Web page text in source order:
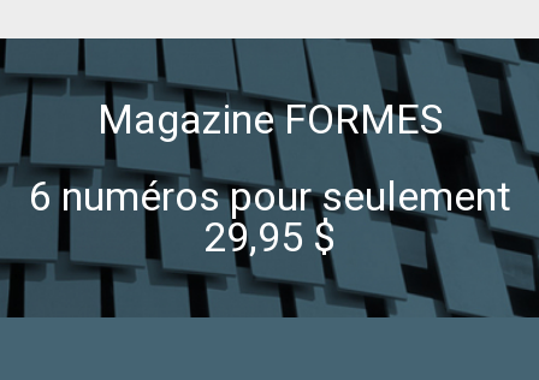
Magazine FORMES
6 numéros pour seulement
29,95 $